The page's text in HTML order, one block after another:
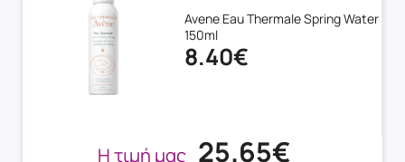
Avene Eau Thermale Spring Water
150ml
8.40€
Η τιμή μας 25.65€